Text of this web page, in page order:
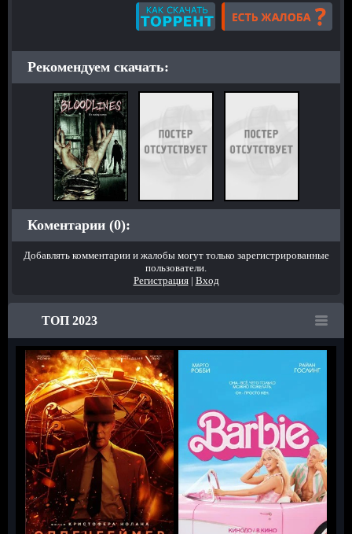
Рекомендуем скачать:
Коментарии (0):
Добавлять комментарии и жалобы могут только зарегистрированные
пользователи.
Регистрация| Вход
ТОП 2023